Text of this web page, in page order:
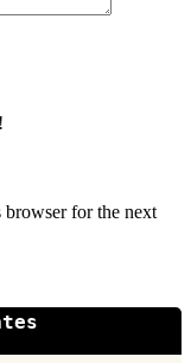
browser for the next